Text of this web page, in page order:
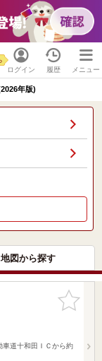
ログイン 履歴 メニュー
年版)
地図から探す
お気に入
りに追加
車道十和田ＩＣから約